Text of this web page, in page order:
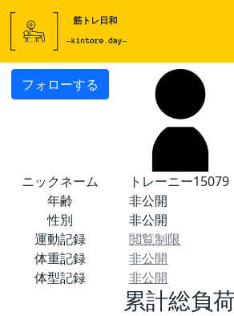
フォローする
ニックネーム
トレーニー15079
年齢
非公開
性別
非公開
運動記録
閲覧制限
体重記録
非公開
体型記録
非公開
累計総負荷